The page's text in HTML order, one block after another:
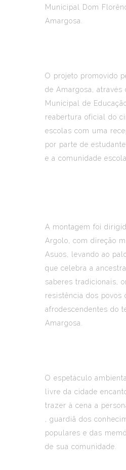
Municipal Dom
Amargosa.
O projeto promovido
de Amargosa
, através
Municipal de
reabertura oficial do
escolas com uma
por parte de
e a comunidade
A montagem foi
Argolo, com direção
Asuos, levando ao
que celebra a
saberes tradicionais,
resistência dos povos
afrodescendentes do
Amargosa.
O espetáculo
livre da cidade
trazer à cena a
, guardiã dos
populares e das
de sua comunidade.